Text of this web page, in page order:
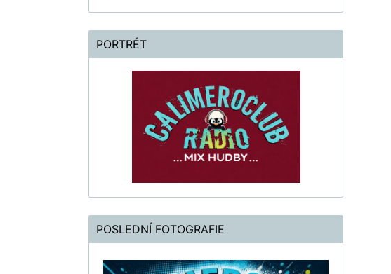
PORTRÉT
POSLEDNÍ FOTOGRAFIE